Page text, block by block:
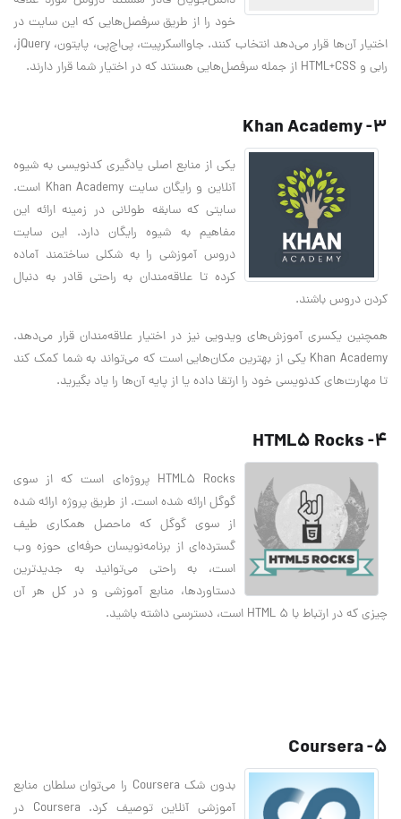
خود را از طریق سرفصل‌هایی که این سایت در
اختیار آن‌ها قرار می‌دهد انتخاب کنند. جاوااسکرپیت، پی‌اچ‌پی، پایتون، jQuery،
رابی و HTML+CSS از جمله سرفصل‌هایی هستند که در اختیار شما قرار دارند.
3- Khan Academy
یکی از منابع اصلی یادگیری کدنویسی به شیوه
آنلاین و رایگان سایت Khan Academy است.
سایتی که سابقه طولانی در زمینه ارائه این
مفاهیم به شیوه رایگان دارد. این سایت
دروس آموزشی را به شکلی ساختمند آماده
کرده تا علاقه‌مندان به راحتی قادر به دنبال
کردن دروس باشند.
همچنین یکسری آموزش‌های ویدویی نیز در اختیار علاقه‌مندان قرار می‌دهد.
Khan Academy یکی از بهترین مکان‌هایی است که می‌تواند به شما کمک ‌کند
تا مهارت‌های کدنویسی خود را ارتقا داده یا از پایه آن‌ها را یاد بگیرید.
4- HTML5 Rocks
HTML5 Rocks پروژه‌ای است که از سوی
گوگل ارائه شده است. از طریق پروژه ارائه شده
از سوی گوگل که ماحصل همکاری طیف
گسترده‌ای از برنامه‌نویسان حرفه‌ای حوزه وب
است، به راحتی می‌توانید به جدیدترین
دستاوردها، منابع آموزشی و در کل هر آن
چیزی که در ارتباط با HTML 5 است، دسترسی داشته باشید.
5- Coursera
بدون شک Coursera را می‌توان سلطان منابع
آموزشی آنلاین توصیف کرد. Coursera در